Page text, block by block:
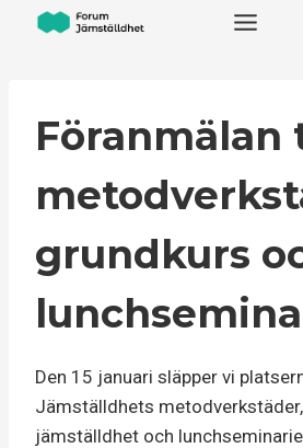
Föranmälan
grundkurs
Den 15 januari släpper vi
Jämställdhets
jämställdhet och